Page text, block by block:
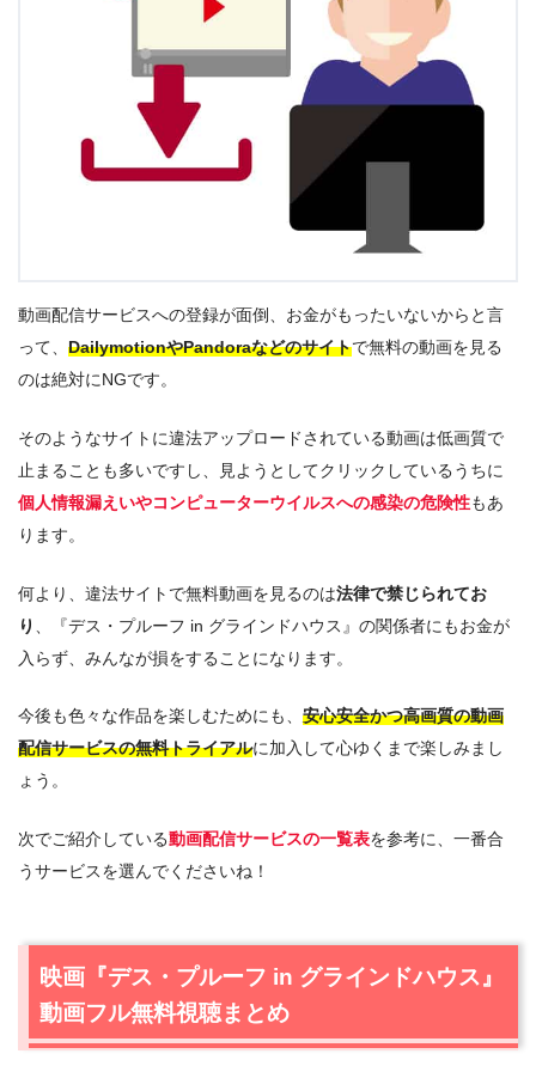
動画配信サービスへの登録が面倒、お金がもったいないからと言
って、 DailymotionやPandoraなどのサイトで無料の動画を見る
のは絶対にNGです。
そのようなサイトに違法アップロードされている動画は低画質で
止まることも多いですし、見ようとしてクリックしているうちに
個人情報漏えいやコンピューターウイルスへの感染の危険性もあ
ります。
何より、違法サイトで無料動画を見るのは法律で禁じられてお
り
、『デス・プルーフ in グラインドハウス』の関係者にもお金が
入らず、みんなが損をすることになります。
今後も色々な作品を楽しむためにも、 安心安全かつ高画質の動画
配信サービスの無料トライアルに加入して心ゆくまで楽しみまし
ょう。
次でご紹介している動画配信サービスの一覧表を参考に、一番合
うサービスを選んでくださいね！
映画『デス・プルーフ in グラインドハウス』
動画フル無料視聴まとめ